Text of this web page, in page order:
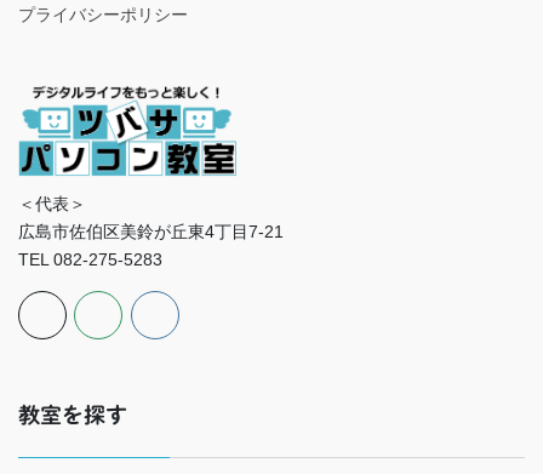
プライバシーポリシー
＜代表＞
広島市佐伯区美鈴が丘東4丁目7-21
TEL 082-275-5283
教室を探す